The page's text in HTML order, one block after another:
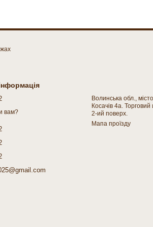
вам?
Волинська обл.,
Косачів 4а.
2-ий поверх.
Мапа проїзду